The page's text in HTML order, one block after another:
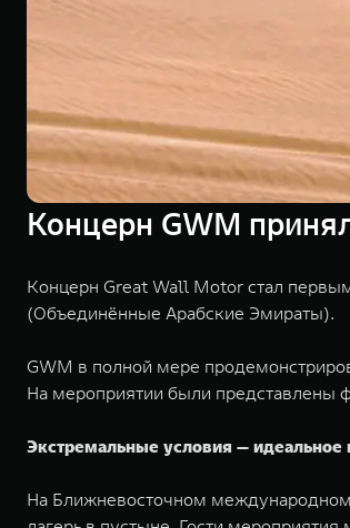
Концерн GWM
Концерн Great Wall Motor стал
(Объединённые Арабские Эмираты).
GWM в полной мере
На мероприятии были представлены
Экстремальные условия —
На Ближневосточном